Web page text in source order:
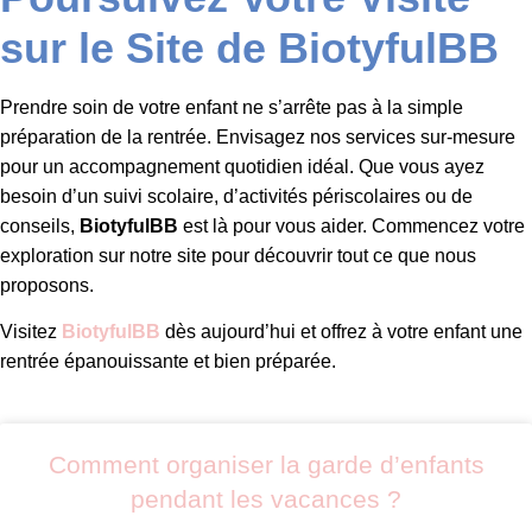
sur le Site de BiotyfulBB
Prendre soin de votre enfant ne s’arrête pas à la simple
préparation de la rentrée. Envisagez nos services sur-mesure
pour un accompagnement quotidien idéal. Que vous ayez
besoin d’un suivi scolaire, d’activités périscolaires ou de
conseils, BiotyfulBB est là pour vous aider. Commencez votre
exploration sur notre site pour découvrir tout ce que nous
proposons.
Visitez BiotyfulBB dès aujourd’hui et offrez à votre enfant une
rentrée épanouissante et bien préparée.
Comment organiser la garde d’enfants
pendant les vacances ?